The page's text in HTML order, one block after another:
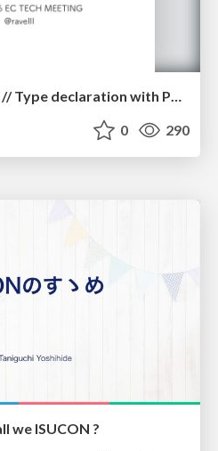
PHP7.2で始める型宣言 // Type declaration with PHP 7.2
0 290
we ISUCON ?